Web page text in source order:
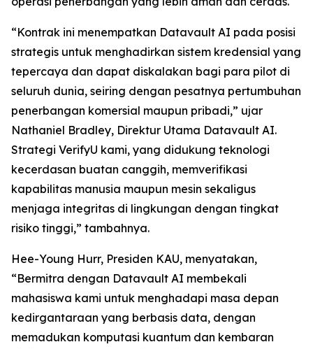
“Kontrak ini menempatkan Datavault AI pada posisi
strategis untuk menghadirkan sistem kredensial yang
tepercaya dan dapat diskalakan bagi para pilot di
seluruh dunia, seiring dengan pesatnya pertumbuhan
penerbangan komersial maupun pribadi,” ujar
Nathaniel Bradley, Direktur Utama Datavault AI.
Strategi VerifyU kami, yang didukung teknologi
kecerdasan buatan canggih, memverifikasi
kapabilitas manusia maupun mesin sekaligus
menjaga integritas di lingkungan dengan tingkat
risiko tinggi,” tambahnya.
Hee-Young Hurr, Presiden KAU, menyatakan,
“Bermitra dengan Datavault AI membekali
mahasiswa kami untuk menghadapi masa depan
kedirgantaraan yang berbasis data, dengan
memadukan komputasi kuantum dan kembaran